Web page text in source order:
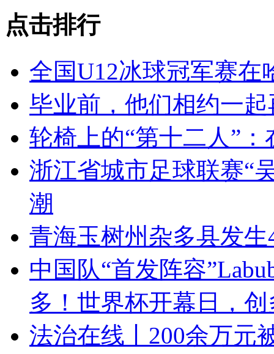
点击排行
全国U12冰球冠军赛在
毕业前，他们相约一
轮椅上的“第十二人”
浙江省城市足球联赛“
潮
青海玉树州杂多县发
中国队“首发阵容
多！世界杯开幕日，
法治在线丨200余万元